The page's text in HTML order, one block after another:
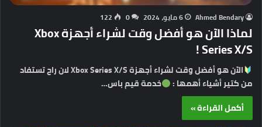
Ahmed Bendary 6 مايو، 2024 0
122
لماذا الآن هو أفضل وقت لشراء أجهزة Xbox
Series X/S !
الآن هو أفضل وقت لشراء أجهزة Xbox Series X/S لان راح تستفاد
من كتير أشياء أهمها :
خدمة قيم باس…
أكمل القراءة »